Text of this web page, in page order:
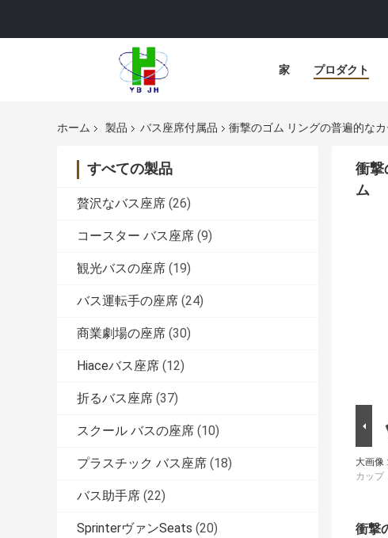
家 プロダクト
ホーム 製品 バス座席付属品 衝撃のゴム リングの普遍的な
すべての製品
贅沢なバス座席 (26)
コースター バス座席 (9)
観光バスの座席 (19)
バス運転手の座席 (24)
商業劇場の座席 (30)
Hiaceバス座席 (12)
折るバス座席 (37)
スクール バスの座席 (10)
プラスチック バス座席 (18)
バス助手席 (22)
SprinterヴァンSeats (20)
衝撃
ム
大画像 :
カップ
衝撃